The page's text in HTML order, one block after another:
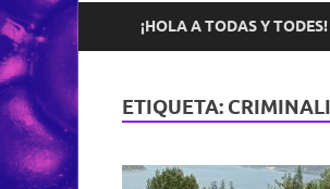
¡HOLA A TODAS Y TODES!
ETIQUETA: